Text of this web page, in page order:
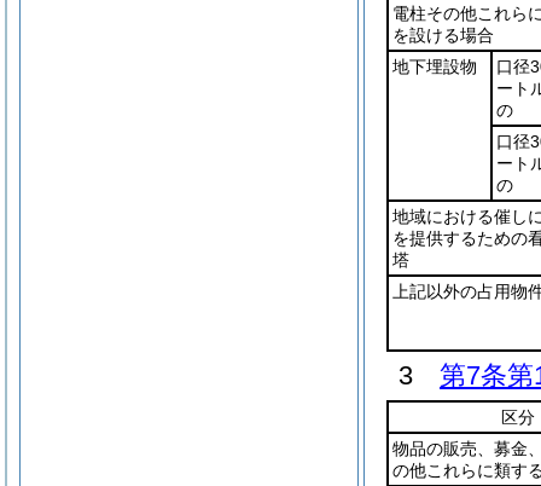
電柱その他これら
を設ける場合
地下埋設物
口径
ート
の
口径
ート
の
地域における催し
を提供するための
塔
上記以外の占用物
3 第7条第
区分
物品の販売、募金
の他これらに類す